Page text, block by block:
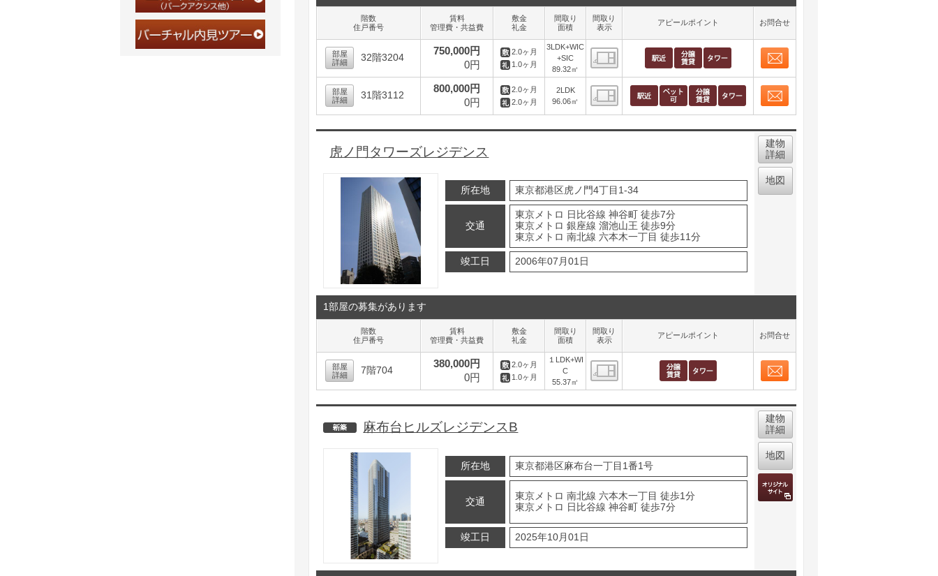
階数
住戸番号
賃料
管理費・共益費
敷金
礼金
間取り
面積
間取り
表示
アピールポイント お問合せ
部屋
詳細
32階3204
750,000円
0円
2.0ヶ月
1.0ヶ月
3LDK+WIC
+SIC
89.32㎡
間取り表示
部屋
詳細
31階3112
800,000円
0円
2.0ヶ月
2.0ヶ月
2LDK
96.06㎡
間取り表示
虎ノ門タワーズレジデンス
所在地 東京都港区虎ノ門4丁目1-34
交通
東京メトロ 日比谷線 神谷町 徒歩7分
東京メトロ 銀座線 溜池山王 徒歩9分
東京メトロ 南北線 六本木一丁目 徒歩11分
竣工日 2006年07月01日
建物
詳細
地図
1部屋の募集があります
階数
住戸番号
賃料
管理費・共益費
敷金
礼金
間取り
面積
間取り
表示
アピールポイント お問合せ
部屋
詳細
7階704
380,000円
0円
2.0ヶ月
1.0ヶ月
１LDK+WI
C
55.37㎡
間取り表示
新築
麻布台ヒルズレジデンスB
所在地 東京都港区麻布台一丁目1番1号
交通
東京メトロ 南北線 六本木一丁目 徒歩1分
東京メトロ 日比谷線 神谷町 徒歩7分
竣工日 2025年10月01日
建物
詳細
地図